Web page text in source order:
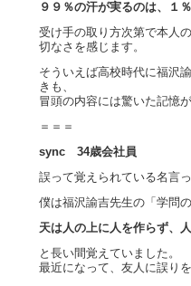
９９％の汗が実るのは、１
受け手の取り方次第で本人
切なさを感じます。
そういえば高校時代に福沢
きも、
冒頭の内容には驚いた記憶
＝＝＝
sync 34歳会社員
誤って覚えられている名言
僕は福沢諭吉先生の「学問
天は人の上に人を作らず、
と長い間覚えていました。
最近になって、友人に誤り